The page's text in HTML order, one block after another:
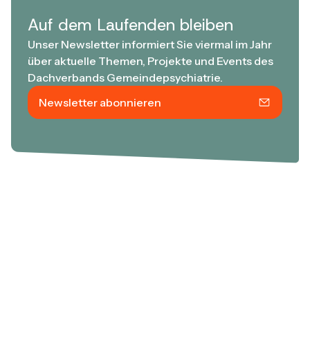
Auf dem Laufenden bleiben
Unser Newsletter informiert Sie viermal im Jahr
über aktuelle Themen, Projekte und Events des
Dachverbands Gemeindepsychiatrie.
Newsletter abonnieren